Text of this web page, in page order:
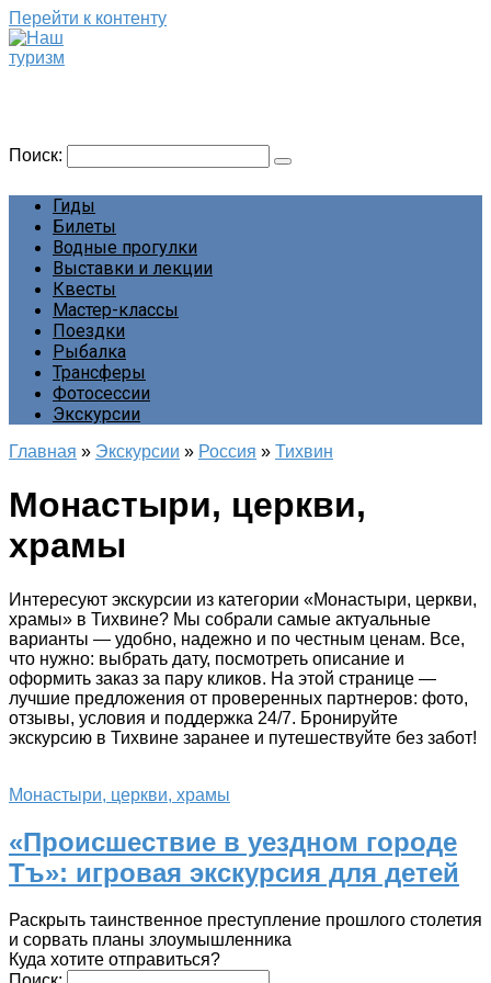
Перейти к контенту
Поиск:
Гиды
Билеты
Водные прогулки
Выставки и лекции
Квесты
Мастер-классы
Поездки
Рыбалка
Трансферы
Фотосессии
Экскурсии
Главная » Экскурсии » Россия » Тихвин
Монастыри, церкви,
храмы
Интересуют экскурсии из категории «Монастыри, церкви,
храмы» в Тихвине? Мы собрали самые актуальные
варианты — удобно, надежно и по честным ценам. Все,
что нужно: выбрать дату, посмотреть описание и
оформить заказ за пару кликов. На этой странице —
лучшие предложения от проверенных партнеров: фото,
отзывы, условия и поддержка 24/7. Бронируйте
экскурсию в Тихвине заранее и путешествуйте без забот!
Монастыри, церкви, храмы
«Происшествие в уездном городе
Тъ»: игровая экскурсия для детей
Раскрыть таинственное преступление прошлого столетия
и сорвать планы злоумышленника
Куда хотите отправиться?